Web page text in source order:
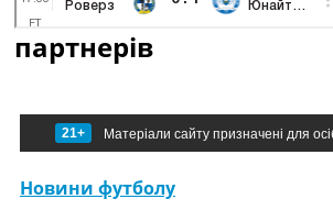
партнерів
21+ Матеріали сайту призначені для
Новини футболу